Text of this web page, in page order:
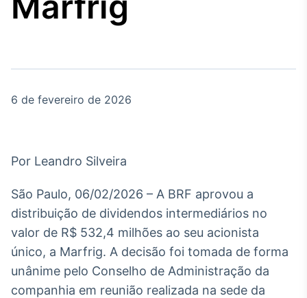
Broadcast
O setor de
energia elétrica
no Brasil
6 de fevereiro de 2026
Por Leandro Silveira
São Paulo, 06/02/2026 – A BRF aprovou a
distribuição de dividendos intermediários no
valor de R$ 532,4 milhões ao seu acionista
único, a Marfrig. A decisão foi tomada de forma
unânime pelo Conselho de Administração da
companhia em reunião realizada na sede da